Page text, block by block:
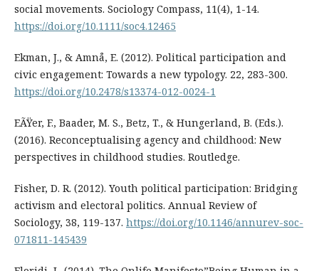
social movements. Sociology Compass, 11(4), 1-14.
https://doi.org/10.1111/soc4.12465
Ekman, J., & Amnå, E. (2012). Political participation and
civic engagement: Towards a new typology. 22, 283-300.
https://doi.org/10.2478/s13374-012-0024-1
EÃŸer, F., Baader, M. S., Betz, T., & Hungerland, B. (Eds.).
(2016). Reconceptualising agency and childhood: New
perspectives in childhood studies. Routledge.
Fisher, D. R. (2012). Youth political participation: Bridging
activism and electoral politics. Annual Review of
Sociology, 38, 119-137. https://doi.org/10.1146/annurev-soc-
071811-145439